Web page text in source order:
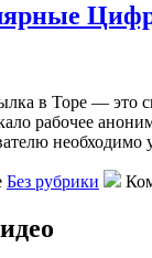
в Торе — это
рабочее
Без рубрики